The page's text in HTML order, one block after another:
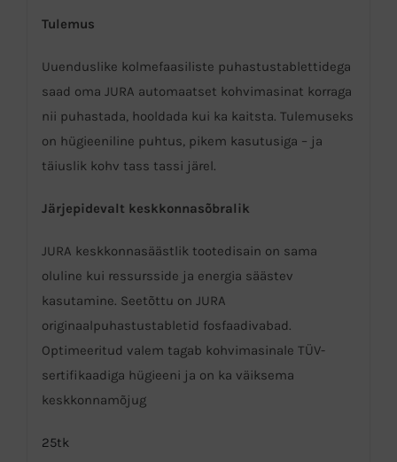
Tulemus
Uuenduslike kolmefaasiliste puhastustablettidega
saad oma JURA automaatset kohvimasinat korraga
nii puhastada, hooldada kui ka kaitsta. Tulemuseks
on hügieeniline puhtus, pikem kasutusiga – ja
täiuslik kohv tass tassi järel.
Järjepidevalt keskkonnasõbralik
JURA keskkonnasäästlik tootedisain on sama
oluline kui ressursside ja energia säästev
kasutamine. Seetõttu on JURA
originaalpuhastustabletid fosfaadivabad.
Optimeeritud valem tagab kohvimasinale TÜV-
sertifikaadiga hügieeni ja on ka väiksema
keskkonnamõjug
25tk